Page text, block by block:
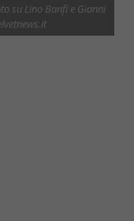
su Lino Banfi e Gianni